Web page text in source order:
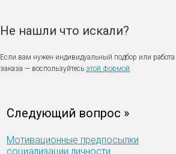
Не нашли что искали?
Если вам нужен индивидуальный подбор или работа
заказа — воспользуйтесь этой формой.
Следующий вопрос »
Мотивационные предпосылки
социализации личности